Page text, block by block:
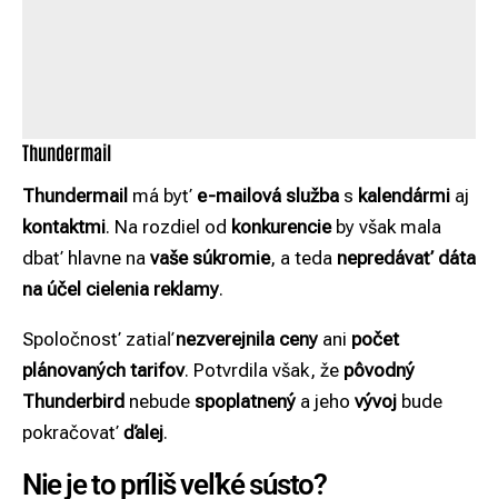
Thundermail
Thundermail má byť e-mailová služba s kalendármi aj
kontaktmi. Na rozdiel od konkurencieby však mala
dbať hlavne na vaše súkromie, a teda nepredávať dáta
na účel cielenia reklamy.
Spoločnosť zatiaľnezverejnila ceny ani počet
plánovaných tarifov. Potvrdila však, že pôvodný
Thunderbird nebude spoplatnený a jeho vývoj bude
pokračovať ďalej.
Nie je to príliš veľké sústo?